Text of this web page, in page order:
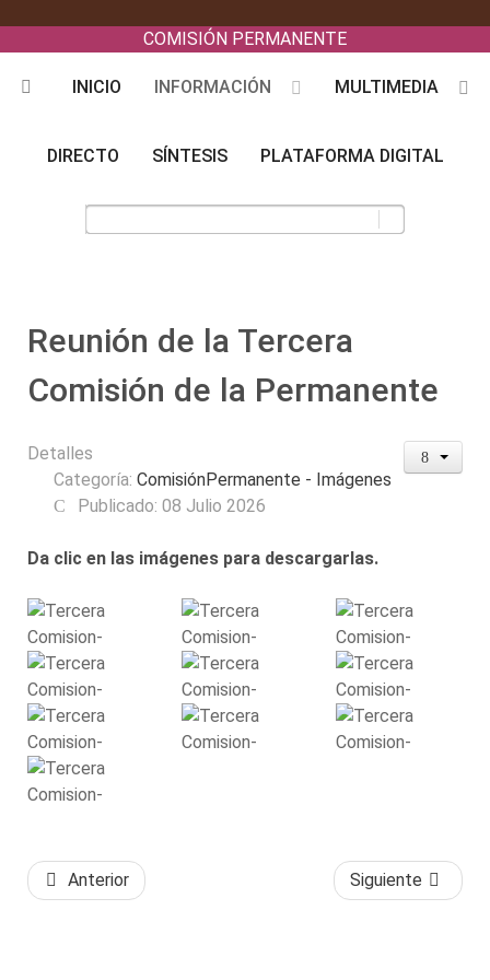
COMISIÓN PERMANENTE
INICIO INFORMACIÓN MULTIMEDIA
DIRECTO SÍNTESIS PLATAFORMA DIGITAL
Reunión de la Tercera
Comisión de la Permanente
Detalles
Categoría: ComisiónPermanente - Imágenes
Publicado: 08 Julio 2026
Da clic en las imágenes para descargarlas.
Anterior Siguiente